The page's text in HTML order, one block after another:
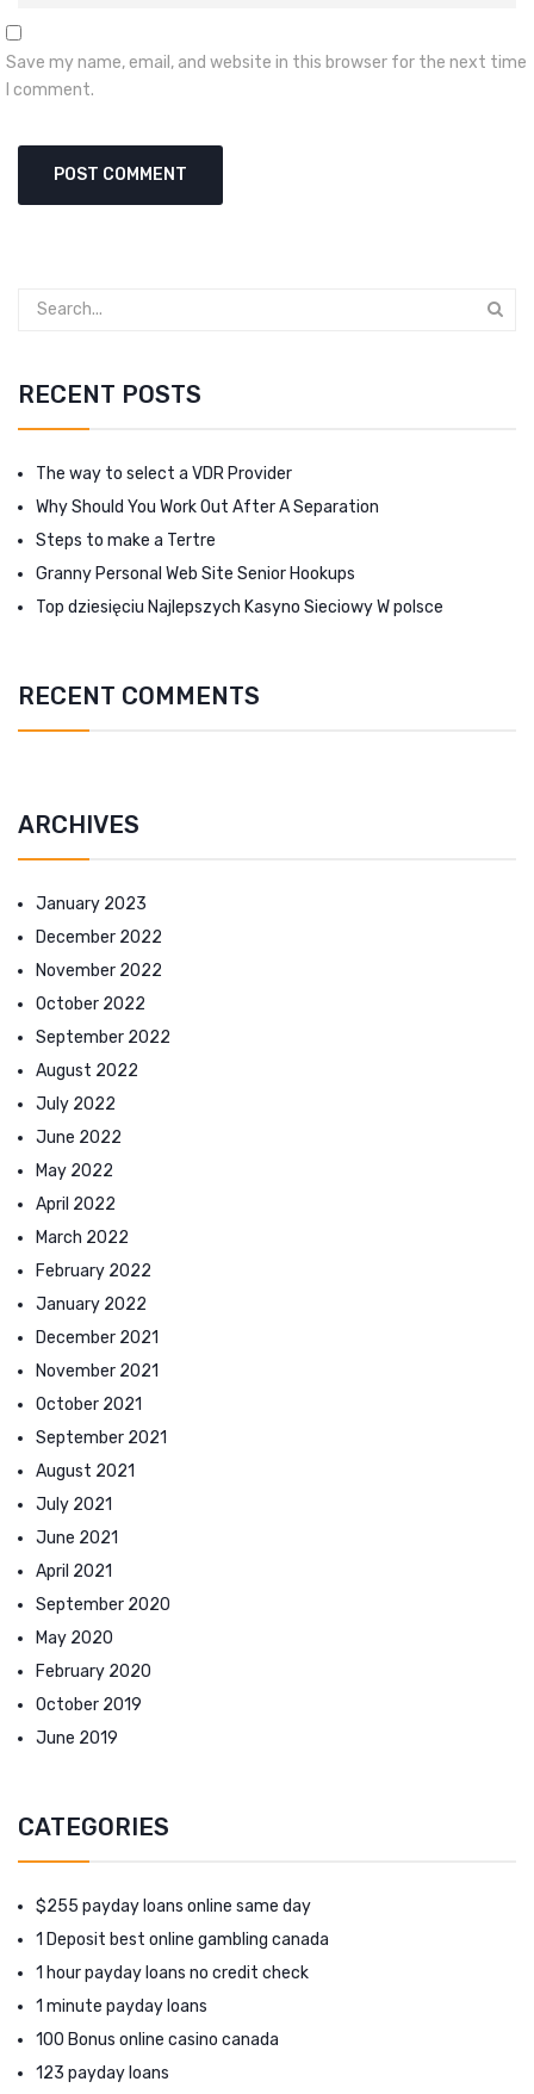
Save my name, email, and website in this browser for the next time
I comment.
RECENT POSTS
The way to select a VDR Provider
Why Should You Work Out After A Separation
Steps to make a Tertre
Granny Personal Web Site Senior Hookups
Top dziesięciu Najlepszych Kasyno Sieciowy W polsce
RECENT COMMENTS
ARCHIVES
January 2023
December 2022
November 2022
October 2022
September 2022
August 2022
July 2022
June 2022
May 2022
April 2022
March 2022
February 2022
January 2022
December 2021
November 2021
October 2021
September 2021
August 2021
July 2021
June 2021
April 2021
September 2020
May 2020
February 2020
October 2019
June 2019
CATEGORIES
$255 payday loans online same day
1 Deposit best online gambling canada
1 hour payday loans no credit check
1 minute payday loans
100 Bonus online casino canada
123 payday loans